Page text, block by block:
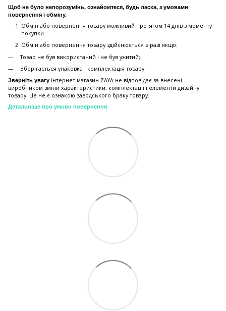
Щоб не було непорозумінь, ознайомтеся, будь ласка, з умовами
повернення і обміну.
Обмін або повернення товару можливий протягом 14 днів з моменту
покупки.
Обмiн або повернення товару здійснюється в разі якщо:
Товар не був використаний і не був ужитий;
Зберiгається упаковка і комплектація товару.
Зверніть увагу інтернет-магазин ZAYA не відповідає за внесені
виробником зміни характеристики, комплектації і елементи дизайну
товару. Це не є ознакою заводського браку товару.
Детальніше про умови повернення